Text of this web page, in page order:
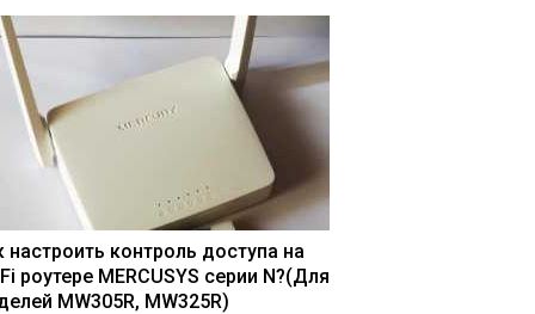
настроить контроль доступа на
роутере MERCUSYS серии N?(Для
MW305R, MW325R)